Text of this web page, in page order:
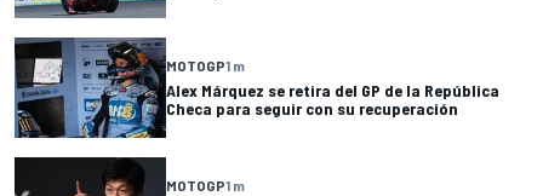
MOTOGP1 m
Alex Márquez se retira del GP de la República
Checa para seguir con su recuperación
MOTOGP1 m